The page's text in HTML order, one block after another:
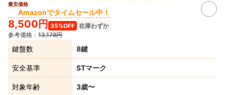
最安価格
Amazonでタイムセール中！
8,500円 35%OFF 在庫わずか
参考価格： 13,178円
鍵盤数 8鍵
安全基準 STマーク
対象年齢 3歳〜